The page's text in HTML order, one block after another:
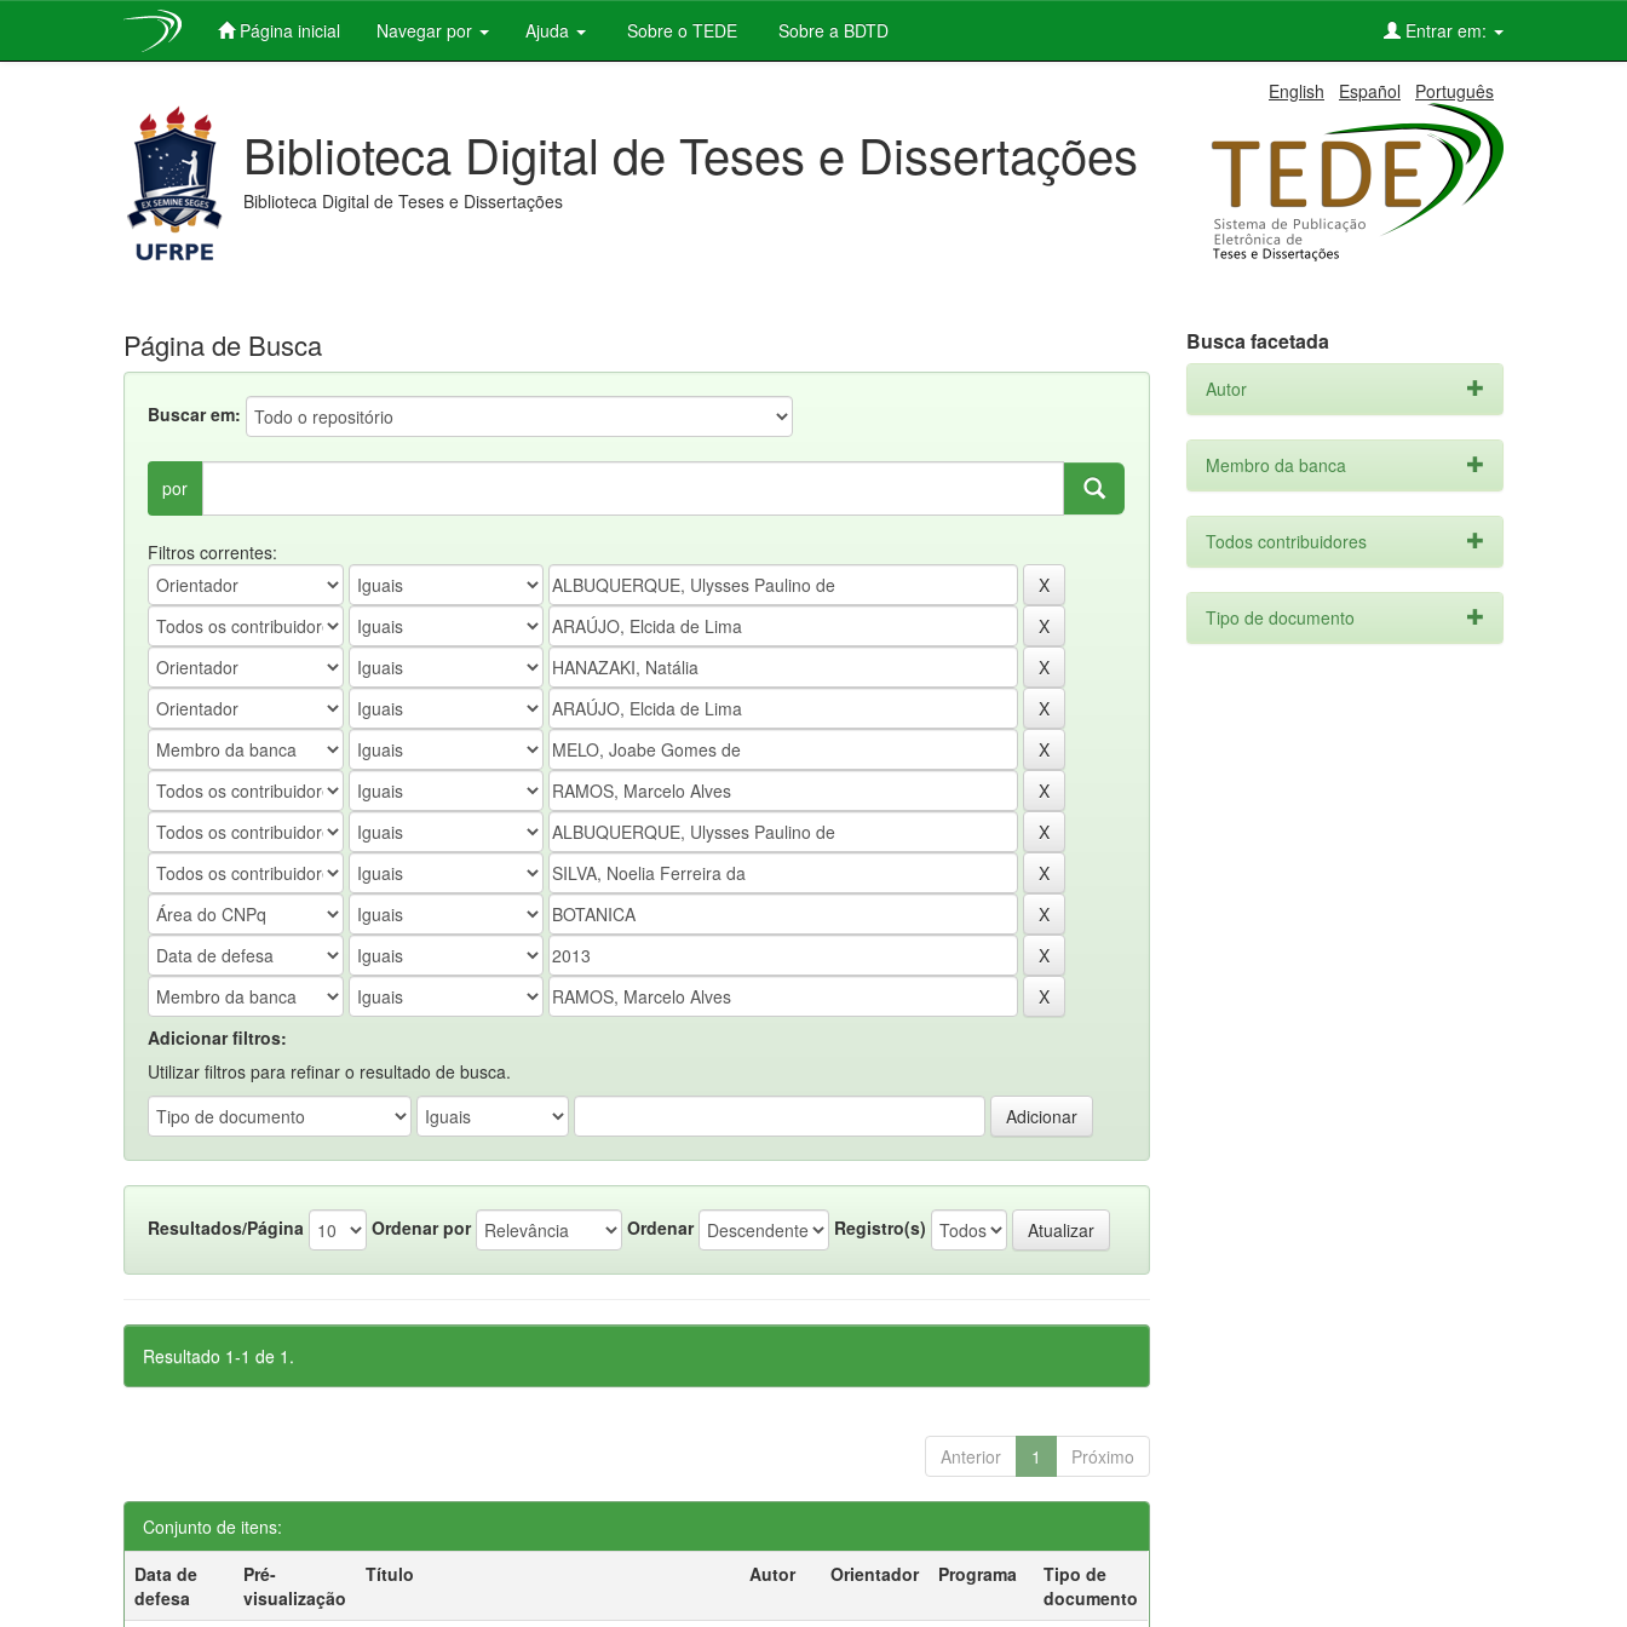
Página inicial Navegar por Ajuda Sobre o TEDE Sobre a BDTD Entrar em:
English Español Português
Biblioteca Digital de Teses e Dissertações
Biblioteca Digital de Teses e Dissertações
Página de Busca
Buscar em:
por
Filtros correntes:
Adicionar filtros:
Utilizar filtros para refinar o resultado de busca.
Resultados/Página Ordenar por Ordenar Registro(s)
Resultado 1-1 de 1.
Anterior 1 Próximo
Conjunto de itens:
Data de
defesa
Pré-
visualização
Título Autor Orientador Programa
Tipo de
documento
Busca facetada
Autor
Membro da banca
Todos contribuidores
Tipo de documento